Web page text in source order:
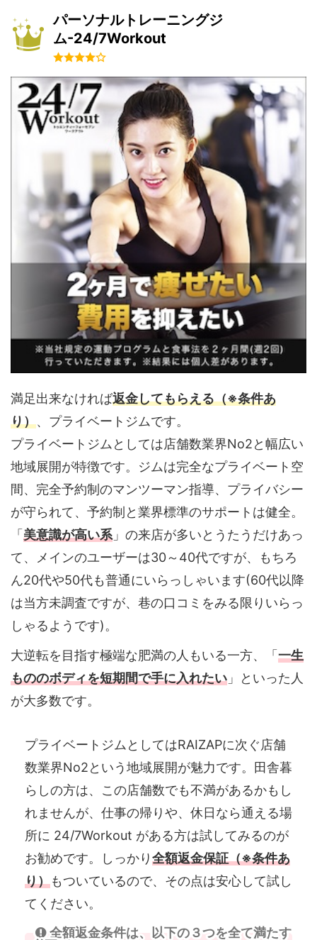
パーソナルトレーニングジ
ム-24/7Workout
満足出来なければ返金してもらえる（※条件あ
り）、プライベートジムです。
プライベートジムとしては店舗数業界No2と幅広い
地域展開が特徴です。ジムは完全なプライベート空
間、完全予約制のマンツーマン指導、プライバシー
が守られて、予約制と業界標準のサポートは健全。
「美意識が高い系 」の来店が多いとうたうだけあっ
て、メインのユーザーは30～40代ですが、もちろ
ん20代や50代も普通にいらっしゃいます(60代以降
は当方未調査ですが、巷の口コミをみる限りいらっ
しゃるようです)。
大逆転を目指す極端な肥満の人もいる一方、「一生
もののボディを短期間で手に入れたい 」といった人
が大多数です。
プライベートジムとしてはRAIZAPに次ぐ店舗
数業界No2という地域展開が魅力です。田舎暮
らしの方は、この店舗数でも不満があるかもし
れませんが、仕事の帰りや、休日なら通える場
所に 24/7Workout がある方は試してみるのが
お勧めです。しっかり全額返金保証（※条件あ
り）もついているので、その点は安心して試し
てください。
全額返金条件は、以下の３つを全て満たす